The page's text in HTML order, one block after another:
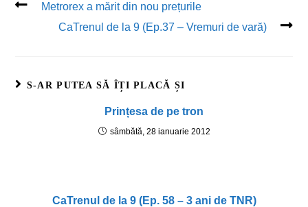
Metrorex a mărit din nou prețurile
CaTrenul de la 9 (Ep.37 – Vremuri de vară)
S-AR PUTEA SĂ ÎȚI PLACĂ ȘI
Prințesa de pe tron
sâmbătă, 28 ianuarie 2012
CaTrenul de la 9 (Ep. 58 – 3 ani de TNR)